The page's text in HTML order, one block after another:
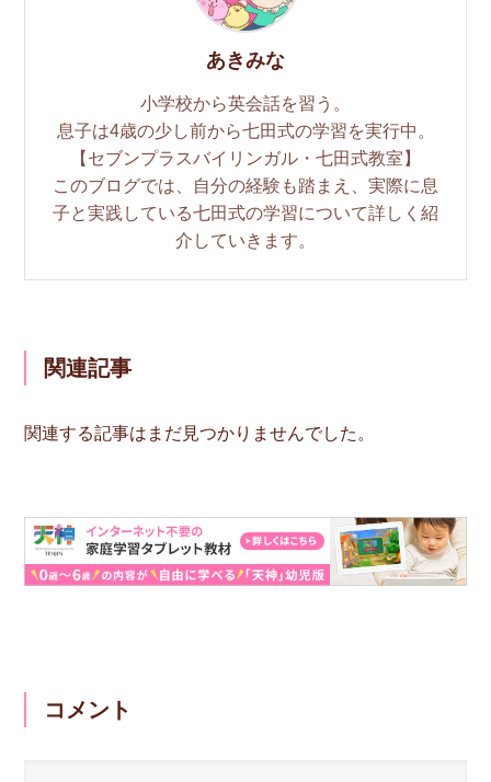
あきみな
小学校から英会話を習う。
息子は4歳の少し前から七田式の学習を実行中。
【セブンプラスバイリンガル・七田式教室】
このブログでは、自分の経験も踏まえ、実際に息
子と実践している七田式の学習について詳しく紹
介していきます。
関連記事
関連する記事はまだ見つかりませんでした。
コメント